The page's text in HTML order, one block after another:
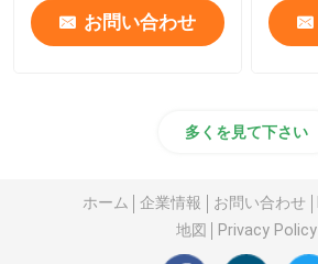
お問い合わせ
多くを見て下さい
ホーム 企業情報 お問い合わせ
地図
Privacy Policy